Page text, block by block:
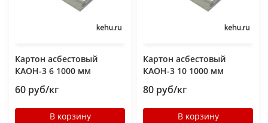
Картон асбестовый
КАОН-3 6 1000 мм
60 руб/кг
В корзину
Картон асбестовый
КАОН-3 10 1000 мм
80 руб/кг
В корзину